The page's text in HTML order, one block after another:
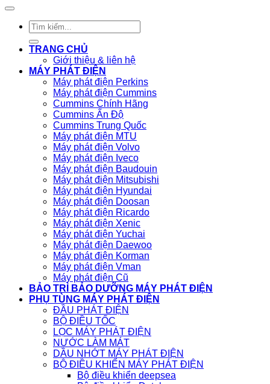
Tìm
kiếm:
TRANG CHỦ
Giới thiệu & liên hệ
MÁY PHÁT ĐIỆN
Máy phát điện Perkins
Máy phát điện Cummins
Cummins Chính Hãng
Cummins Ấn Độ
Cummins Trung Quốc
Máy phát điện MTU
Máy phát điện Volvo
Máy phát điện Iveco
Máy phát điện Baudouin
Máy phát điện Mitsubishi
Máy phát điện Hyundai
Máy phát điện Doosan
Máy phát điện Ricardo
Máy phát điện Xenic
Máy phát điện Yuchai
Máy phát điện Daewoo
Máy phát điện Korman
Máy phát điện Vman
Máy phát điện Cũ
BẢO TRÌ BẢO DƯỠNG MÁY PHÁT ĐIỆN
PHỤ TÙNG MÁY PHÁT ĐIỆN
ĐẦU PHÁT ĐIỆN
BỘ ĐIỀU TỐC
LỌC MÁY PHÁT ĐIỆN
NƯỚC LÀM MÁT
DẦU NHỚT MÁY PHÁT ĐIỆN
BỘ ĐIỀU KHIỂN MÁY PHÁT ĐIỆN
Bộ điều khiển deepsea